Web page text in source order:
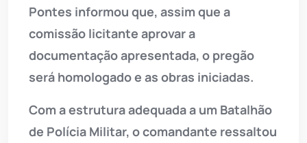
Pontes informou que, assim que a
comissão licitante aprovar a
documentação apresentada, o pregão
será homologado e as obras iniciadas.
Com a estrutura adequada a um Batalhão
de Polícia Militar, o comandante ressaltou